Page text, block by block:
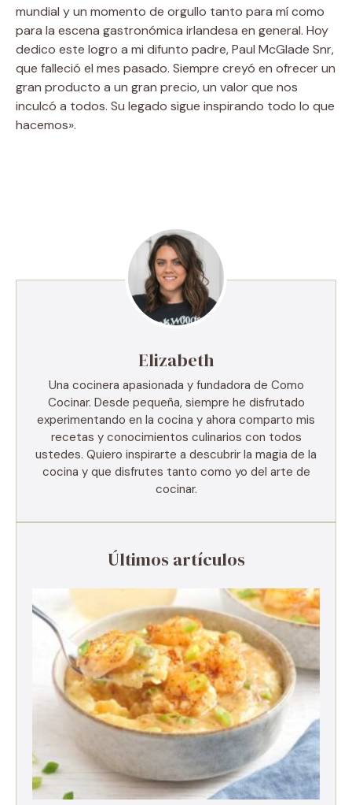
mundial y un momento de orgullo tanto para mí como
para la escena gastronómica irlandesa en general. Hoy
dedico este logro a mi difunto padre, Paul McGlade Snr,
que falleció el mes pasado. Siempre creyó en ofrecer un
gran producto a un gran precio, un valor que nos
inculcó a todos. Su legado sigue inspirando todo lo que
hacemos».
Elizabeth
Una cocinera apasionada y fundadora de Como
Cocinar. Desde pequeña, siempre he disfrutado
experimentando en la cocina y ahora comparto mis
recetas y conocimientos culinarios con todos
ustedes. Quiero inspirarte a descubrir la magia de la
cocina y que disfrutes tanto como yo del arte de
cocinar.
Últimos artículos